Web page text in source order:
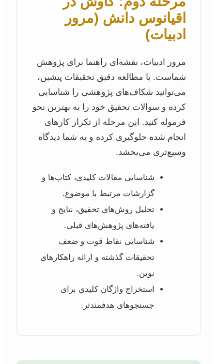
اقیانوس دانش (مرور
ادبیات)
مرور ادبیات، نقشه‌ای راهنما برای پژوهش
شماست. با مطالعه دقیق تحقیقات پیشین،
می‌توانید شکاف‌های پژوهشی را شناسایی
کرده و سوالات تحقیق خود را به بهترین نحو
فرموله کنید. این مرحله از تکرار کارهای
انجام شده جلوگیری کرده و به شما دیدگاه
وسیع‌تری می‌بخشد.
شناسایی مقالات کلیدی، کتاب‌ها و
گزارشات مرتبط با موضوع.
تحلیل روش‌های تحقیق، نتایج و
یافته‌های پژوهش‌های قبلی.
شناسایی نقاط قوت و ضعف
تحقیقات گذشته و ارائه راهکارهای
نوین.
استخراج واژگان کلیدی برای
جستجوهای هدفمندتر.